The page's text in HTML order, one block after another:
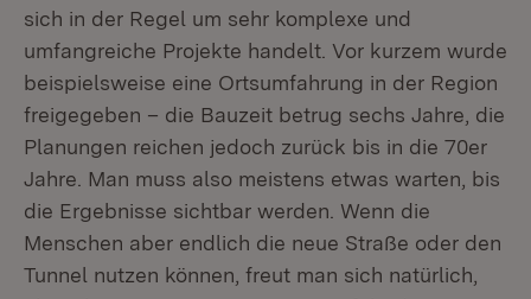
sich in der Regel um sehr komplexe und
umfangreiche Projekte handelt. Vor kurzem wurde
beispielsweise eine Ortsumfahrung in der Region
freigegeben – die Bauzeit betrug sechs Jahre, die
Planungen reichen jedoch zurück bis in die 70er
Jahre. Man muss also meistens etwas warten, bis
die Ergebnisse sichtbar werden. Wenn die
Menschen aber endlich die neue Straße oder den
Tunnel nutzen können, freut man sich natürlich,